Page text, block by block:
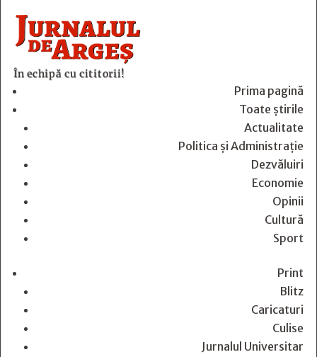
În echipă cu cititorii!
Prima pagină
Toate știrile
Actualitate
Politica și Administrație
Dezvăluiri
Economie
Opinii
Cultură
Sport
Print
Blitz
Caricaturi
Culise
Jurnalul Universitar